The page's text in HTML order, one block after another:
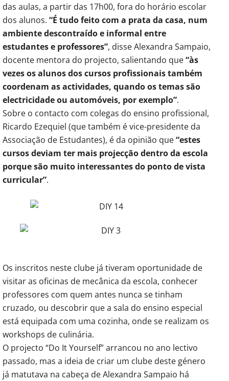
das aulas, a partir das 17h00, fora do horário escolar
dos alunos. “É tudo feito com a prata da casa, num
ambiente descontraído e informal entre
estudantes e professores”, disse Alexandra Sampaio,
docente mentora do projecto, salientando que“às
vezes os alunos dos cursos profissionais também
coordenam as actividades, quando os temas são
electricidade ou automóveis, por exemplo”.
Sobre o contacto com colegas do ensino profissional,
Ricardo Ezequiel (que também é vice-presidente da
Associação de Estudantes), é da opinião que“estes
cursos deviam ter mais projecção dentro da escola
porque são muito interessantes do ponto de vista
curricular”.
Os inscritos neste clube já tiveram oportunidade de
visitar as oficinas de mecânica da escola, conhecer
professores com quem antes nunca se tinham
cruzado, ou descobrir que a sala do ensino especial
está equipada com uma cozinha, onde se realizam os
workshops de culinária.
O projecto “Do It Yourself” arrancou no ano lectivo
passado, mas a ideia de criar um clube deste género
já matutava na cabeça de Alexandra Sampaio há